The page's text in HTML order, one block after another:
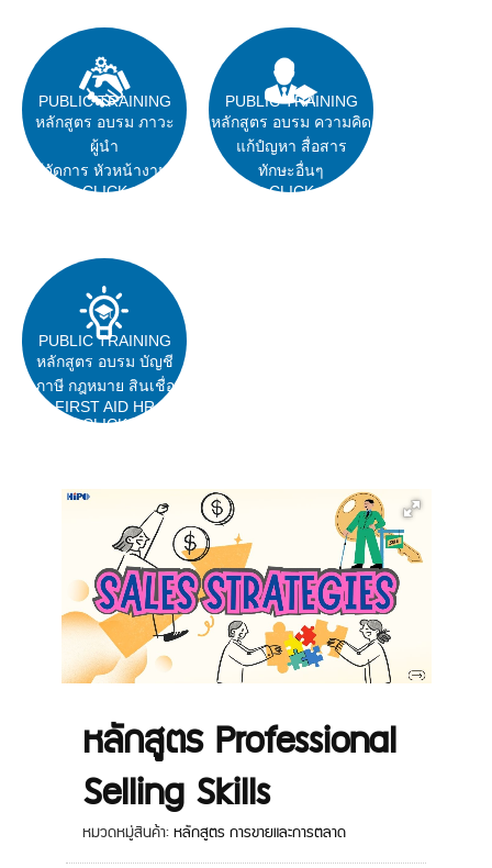
PUBLIC TRAINING
หลักสูตร อบรม ภาวะ
ผู้นำ
ผู้จัดการ หัวหน้างาน
CLICK
PUBLIC TRAINING
หลักสูตร อบรม ความคิด
แก้ปํญหา สื่อสาร
ทักษะอื่นๆ
CLICK
PUBLIC TRAINING
หลักสูตร อบรม บัญชี
ภาษี กฎหมาย สินเชื่อ
FIRST AID HR
CLICK
หลักสูตร Professional
Selling Skills
หมวดหมู่สินค้า:หลักสูตร การขายและการตลาด